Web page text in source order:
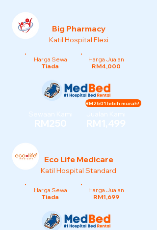
Big Pharmacy
Katil Hospital Flexi
Harga Sewa
Tiada
Harga Jualan
RM4,000
Sewaan Kami
RM250
Jualan Kami
RM1,499
RM2501 lebih murah!
Eco Life Medicare
Katil Hospital Standard
Harga Sewa
Tiada
Harga Jualan
RM1,699